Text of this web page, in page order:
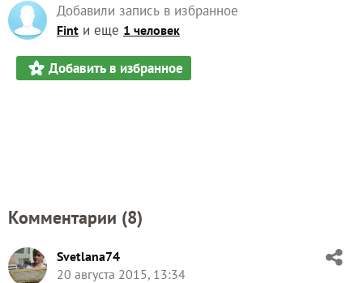
Добавили запись в избранное
Fint и еще 1 человек
Добавить в избранное
Комментарии (8)
Svetlana74
20 августа 2015, 13:34